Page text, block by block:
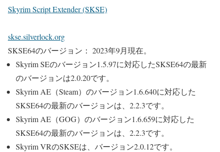
Skyrim Script Extender (SKSE)
skse.silverlock.org
SKSE64のバージョン： 2023年9月現在。
Skyrim SEのバージョン1.5.97に対応したSKSE64の最新
のバージョンは2.0.20です。
Skyrim AE（Steam）のバージョン1.6.640に対応した
SKSE64の最新のバージョンは、2.2.3です。
Skyrim AE（GOG）のバージョン1.6.659に対応した
SKSE64の最新のバージョンは、2.2.3です。
Skyrim VRのSKSEは、バージョン2.0.12です。